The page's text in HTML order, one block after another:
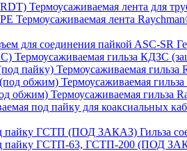
Термоусаживаемая лента для
Термоусаживаемая лента
ASC‐SR
Термоусаживаемая гильза КДЗС
Термоусаживаемая
Термоусаживаемая
Термоусаживаемая гильза
Гильза